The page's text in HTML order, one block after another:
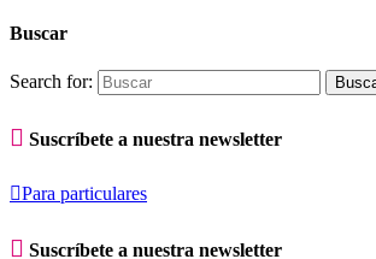
Buscar
Search for:
 Suscríbete a nuestra newsletter
Para particulares
 Suscríbete a nuestra newsletter